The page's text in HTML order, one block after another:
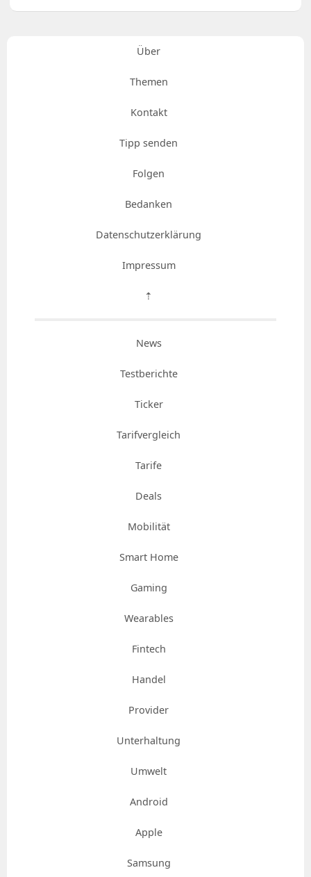
Über
Themen
Kontakt
Tipp senden
Folgen
Bedanken
Datenschutzerklärung
Impressum
⇡
News
Testberichte
Ticker
Tarifvergleich
Tarife
Deals
Mobilität
Smart Home
Gaming
Wearables
Fintech
Handel
Provider
Unterhaltung
Umwelt
Android
Apple
Samsung